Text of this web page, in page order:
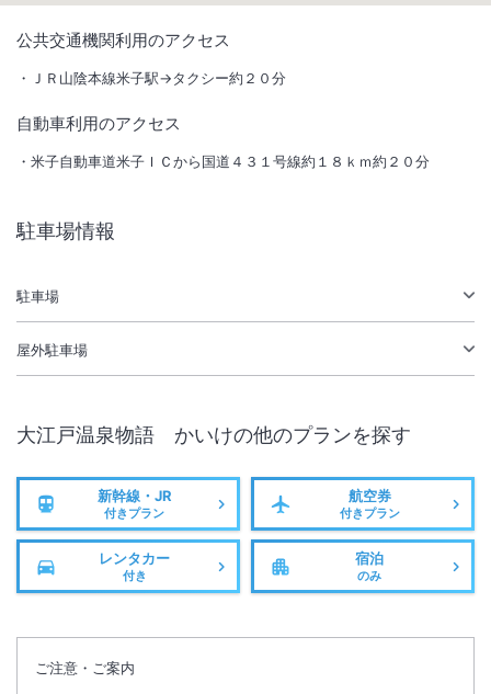
日本海が目の前に広がる、美しい夕陽と自然景観が特徴の皆生温泉。
施設からのお知らせ
のご提出をお願いしております。同意書はチェックイン時にフロントス
なお、中学生以下のお客様のみのご宿泊利用はお断りしております。
※ご宿泊者全員分が必要となります。
※中学校卒業後、同年の3月31日までは中学生扱いになります。
詳しくは大江戸温泉物語公式HPでご確認ください。
https://faq.ooedoonsen.jp/20
メンテナンス工事のため下記の日程で休館を行います。
公共交通機関利用のアクセス
ＪＲ山陰本線米子駅→タクシー約２０分
自動車利用のアクセス
米子自動車道米子ＩＣから国道４３１号線約１８ｋｍ約２０分
駐車場情報
駐車場
屋外駐車場
大江戸温泉物語 かいけの他のプランを探す
新幹線・JR
付きプラン
航空券
付きプラン
レンタカー
付き
宿泊
のみ
ご注意・ご案内